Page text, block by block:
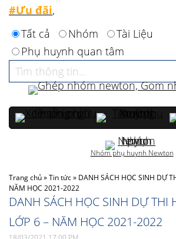
Trang chủ»Tin tức» DANH SÁCH HỌC SINH DỰ
NĂM HỌC 2021-2022
DANH SÁCH HỌC SINH DỰ THI
LỚP 6 – NĂM HỌC 2021-2022
#Ưu đãi,
Tất cả
Nhóm
Tài Liệu
Phụ huynh quan tâm
Nhóm phụ huynh Newton